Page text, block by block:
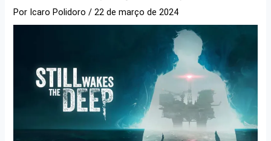
Por Icaro Polidoro/22 de março de 2024